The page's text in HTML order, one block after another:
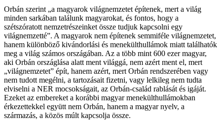
Orbán szerint „a magyarok világnemzetet építenek, mert a világ
minden sarkában találunk magyarokat, és fontos, hogy a
szétszóratott nemzetrészeinket össze tudjuk kapcsolni egy
világnemzetté”. A magyarok nem építenek semmiféle világnemzetet,
hanem különböző kivándorlási és menekülthullámok miatt találhatók
meg a világ számos országában. Az a több mint 600 ezer magyar,
aki Orbán országlása alatt ment világgá, nem azért ment el, mert
„világnemzetet” épít, hanem azért, mert Orbán rendszerében vagy
nem tudott megélni, a tartozásait fizetni, vagy lelkileg nem tudta
elviselni a NER mocsokságait, az Orbán-család rablását és igáját.
Ezeket az embereket a korábbi magyar menekülthullámokban
érkezettekkel együtt nem Orbán, hanem a magyar nyelv, a
származás, a közös múlt kapcsolja össze.